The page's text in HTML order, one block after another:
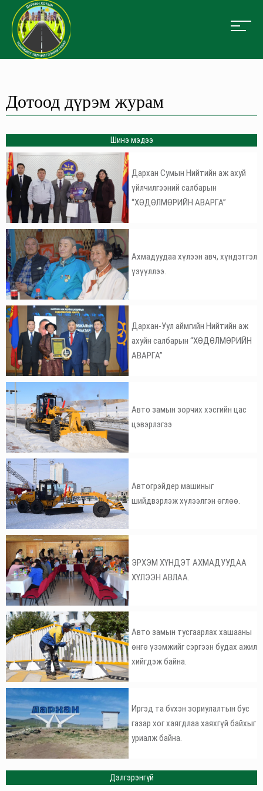
Дотоод дүрэм журам
Шинэ мэдээ
Дархан Сумын Нийтийн аж ахуй
үйлчилгээний салбарын
“ХӨДӨЛМӨРИЙН АВАРГА”
Ахмадуудаа хүлээн авч, хүндэтгэл
үзүүллээ.
Дархан-Уул аймгийн Нийтийн аж
ахуйн салбарын “ХӨДӨЛМӨРИЙН
АВАРГА”
Авто замын зорчих хэсгийн цас
цэвэрлэгээ
Автогрэйдер машиныг
шийдвэрлэж хүлээлгэн өглөө.
ЭРХЭМ ХҮНДЭТ АХМАДУУДАА
ХҮЛЭЭН АВЛАА.
Авто замын тусгаарлах хашааны
өнгө үзэмжийг сэргээн будах ажил
хийгдэж байна.
Иргэд та бvхэн зориулалтын бус
газар хог хаягдлаа хаяхгүй байхыг
уриалж байна.
Дэлгэрэнгүй